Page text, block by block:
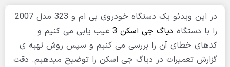
در این ویدئو یک دستگاه خودروی بی ام و 323 مدل 2007
را با دستگاه دیاگ جی اسکن 3
عیب یابی می کنیم و
کدهای خطای آن را بررسی می کنیم و سپس روش تهیه ی
گزارش تعمیرات در دیاگ جی اسکن را توضیح میدهیم. دقت